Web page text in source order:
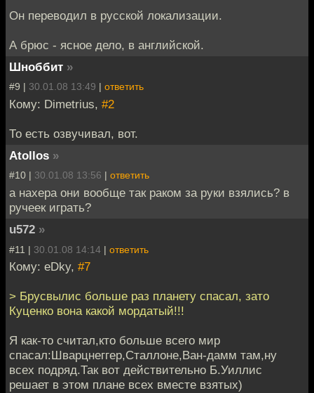
Он переводил в русской локализации.
А брюс - ясное дело, в английской.
Шноббит »
#9 | 30.01.08 13:49 | ответить
Кому: Dimetrius, #2
То есть озвучивал, вот.
Atollos »
#10 | 30.01.08 13:56 | ответить
а нахера они вообще так раком за руки взялись? в
ручеек играть?
u572 »
#11 | 30.01.08 14:14 | ответить
Кому: eDky, #7
> Брусвылис больше раз планету спасал, зато
Куценко вона какой мордатый!!!
Я как-то считал,кто больше всего мир
спасал:Шварцнеггер,Сталлоне,Ван-дамм там,ну
всех подряд.Так вот действительно Б.Уиллис
решает в этом плане всех вместе взятых)